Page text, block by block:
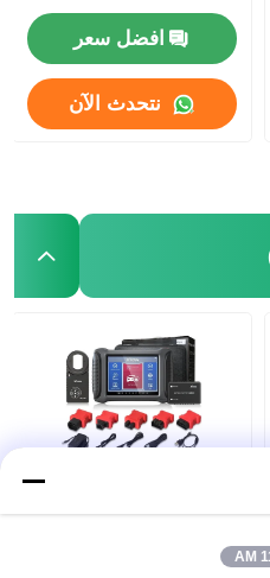
افضل سعر
نتحدث الآن
السيارات IMMO 8 "
XTOOL X100 PAD 3
البرمجة المفتاح